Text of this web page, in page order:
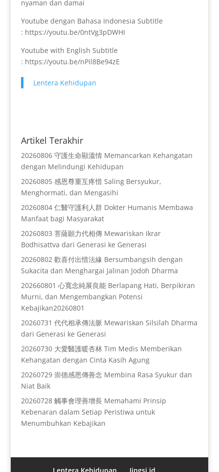
nyaman dan damai
Youtube dengan Bahasa Indonesia Subtitle
: https://youtu.be/0ntVg3pDWHI
Youtube with English Subtitle
: https://youtu.be/nPil8Be94zE
Lentera Kehidupan
Artikel Terakhir
20260806 守護生命顯溫情 Memancarkan Kehangatan
dengan Melindungi Kehidupan
20260805 感恩尊重互疼惜 Saling Bersyukur,
Menghormati, dan Mengasihi
20260804 仁醫守護利人群 Dokter Humanis Membawa
Manfaat bagi Masyarakat
20260803 菩薩願力代相傳 Mewariskan Ikrar
Bodhisattva dari Generasi ke Generasi
20260802 歡喜付出惜法緣 Bersumbangsih dengan
Sukacita dan Menghargai Jalinan Jodoh Dharma
202660801 心寬念純展良能 Berlapang Hati, Berpikiran
Murni, dan Mengembangkan Potensi
Kebajikan20260801
20260731 代代相承傳法脈 Mewariskan Silsilah Dharma
dari Generasi ke Generasi
20260730 大愛醫護暖杏林 Tim Medis Memberikan
Kehangatan dengan Cinta Kasih Agung
20260729 崇德感恩傳善念 Membina Rasa Syukur dan
Niat Baik
20260728 觸事會理善增長 Memahami Prinsip
Kebenaran dalam Setiap Peristiwa untuk
Menumbuhkan Kebajikan